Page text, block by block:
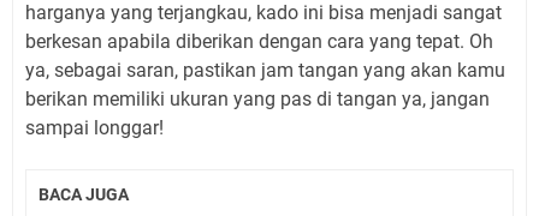
harganya yang terjangkau, kado ini bisa menjadi sangat
berkesan apabila diberikan dengan cara yang tepat. Oh
ya, sebagai saran, pastikan jam tangan yang akan kamu
berikan memiliki ukuran yang pas di tangan ya, jangan
sampai longgar!
BACA JUGA